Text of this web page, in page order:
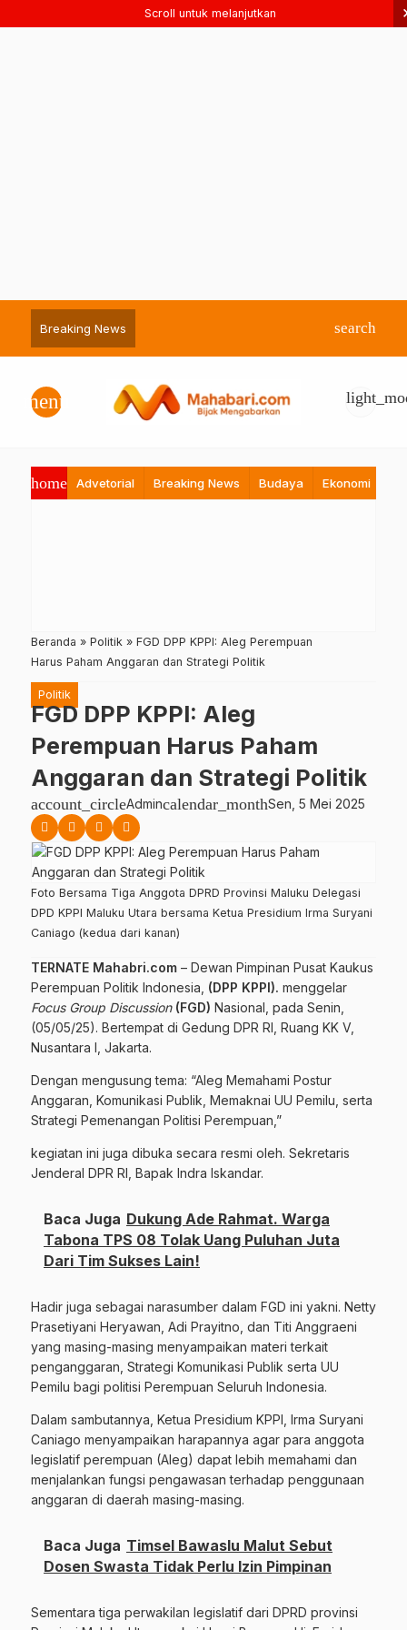
Scroll untuk melanjutkan
Breaking News search
menu
home Advetorial Breaking News Budaya Ekonomi
Beranda » Politik » FGD DPP KPPI: Aleg Perempuan
Harus Paham Anggaran dan Strategi Politik
Politik
FGD DPP KPPI: Aleg
Perempuan Harus Paham
Anggaran dan Strategi Politik
account_circleAdmincalendar_monthSen, 5 Mei 2025
Foto Bersama Tiga Anggota DPRD Provinsi Maluku Delegasi
DPD KPPI Maluku Utara bersama Ketua Presidium Irma Suryani
Caniago (kedua dari kanan)
TERNATE Mahabri.com – Dewan Pimpinan Pusat Kaukus
Perempuan Politik Indonesia, (DPP KPPI). menggelar
Focus Group Discussion (FGD) Nasional, pada Senin,
(05/05/25). Bertempat di Gedung DPR RI, Ruang KK V,
Nusantara I, Jakarta.
Dengan mengusung tema: “Aleg Memahami Postur
Anggaran, Komunikasi Publik, Memaknai UU Pemilu, serta
Strategi Pemenangan Politisi Perempuan,”
kegiatan ini juga dibuka secara resmi oleh. Sekretaris
Jenderal DPR RI, Bapak Indra Iskandar.
Baca Juga Dukung Ade Rahmat. Warga
Tabona TPS 08 Tolak Uang Puluhan Juta
Dari Tim Sukses Lain!
Hadir juga sebagai narasumber dalam FGD ini yakni. Netty
Prasetiyani Heryawan, Adi Prayitno, dan Titi Anggraeni
yang masing-masing menyampaikan materi terkait
penganggaran, Strategi Komunikasi Publik serta UU
Pemilu bagi politisi Perempuan Seluruh Indonesia.
Dalam sambutannya, Ketua Presidium KPPI, Irma Suryani
Caniago menyampaikan harapannya agar para anggota
legislatif perempuan (Aleg) dapat lebih memahami dan
menjalankan fungsi pengawasan terhadap penggunaan
anggaran di daerah masing-masing.
Baca Juga Timsel Bawaslu Malut Sebut
Dosen Swasta Tidak Perlu Izin Pimpinan
Sementara tiga perwakilan legislatif dari DPRD provinsi